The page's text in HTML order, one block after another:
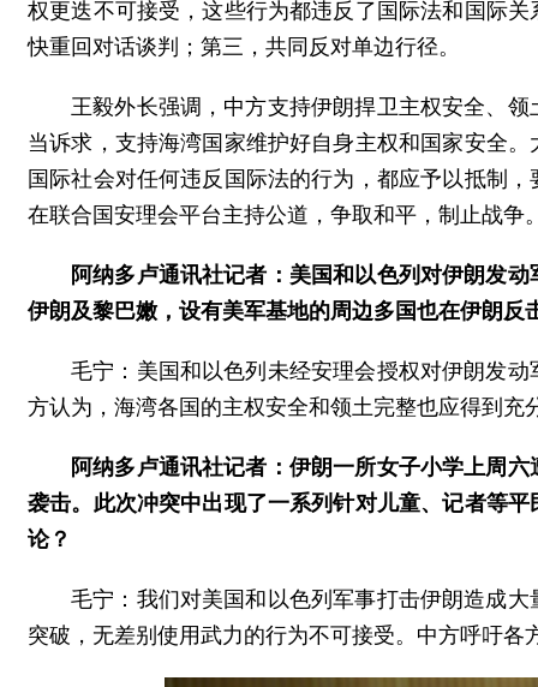
权更迭不可接受，这些行为都违反了国际法和国际
快重回对话谈判；第三，共同反对单边行径。
王毅外长强调，中方支持伊朗捍卫主权安全、
当诉求，支持海湾国家维护好自身主权和国家安全
国际社会对任何违反国际法的行为，都应予以抵制
在联合国安理会平台主持公道，争取和平，制止战争
阿纳多卢通讯社记者：美国和以色列对伊朗发
伊朗及黎巴嫩，设有美军基地的周边多国也在伊朗反
毛宁：美国和以色列未经安理会授权对伊朗发
方认为，海湾各国的主权安全和领土完整也应得到
阿纳多卢通讯社记者：伊朗一所女子小学上周
袭击。此次冲突中出现了一系列针对儿童、记者等
论？
毛宁：我们对美国和以色列军事打击伊朗造成
突破，无差别使用武力的行为不可接受。中方呼吁